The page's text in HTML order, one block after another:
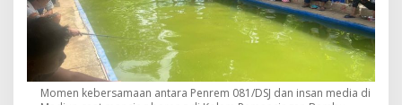
a
d
i
Momen kebersamaan antara Penrem 081/DSJ dan insan media di